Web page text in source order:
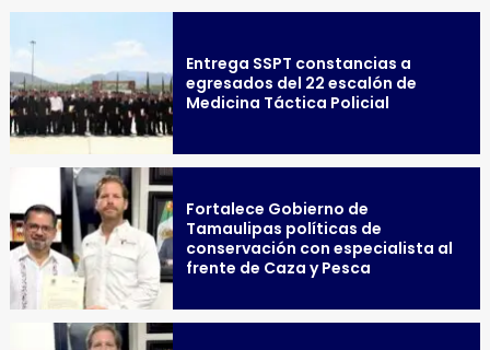
Entrega SSPT constancias a
egresados del 22 escalón de
Medicina Táctica Policial
Fortalece Gobierno de
Tamaulipas políticas de
conservación con especialista al
frente de Caza y Pesca